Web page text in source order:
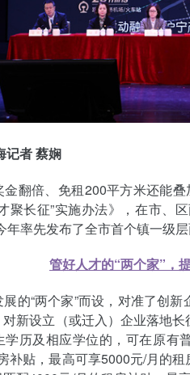
记者 蔡娴
金翻倍、免租200平方米还能
聚长征”实施办法》，在市、
年率先发布了全市首个镇一级层
管好人才的“两个家”，
的“两个家”而设，对准了创
新设立（或迁入）企业落地
学历及相应学位的，可在原有
补贴，最高可享5000元/月的